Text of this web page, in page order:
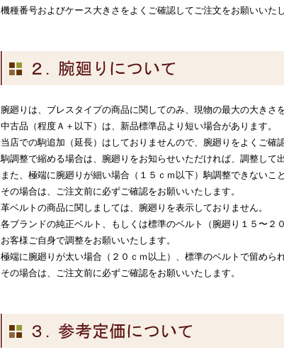
機種番号およびケース大きさをよくご確認してご注文をお願いいたし
腕廻りは、ブレスタイプの商品に関してのみ、現物の最大の大きさ
中古品（程度Ａ＋以下）は、新品標準品より短い場合があります。
当店での駒追加（延長）はしておりませんので、腕廻りをよくご確
駒調整で縮める場合は、腕廻りをお知らせいただければ、調整して
また、極端に腕廻りが細い場合（１５ｃｍ以下）駒調整できないこ
その場合は、ご注文前に必ずご確認をお願いいたします。
革ベルトの商品に関しましては、腕廻りを表示しておりません。
各ブランドの純正ベルト、もしくは標準のベルト（腕廻り１５〜２
お客様ご自身で調整をお願いいたします。
極端に腕廻りが太い場合（２０ｃｍ以上）、標準のベルトで留めら
その場合は、ご注文前に必ずご確認をお願いいたします。